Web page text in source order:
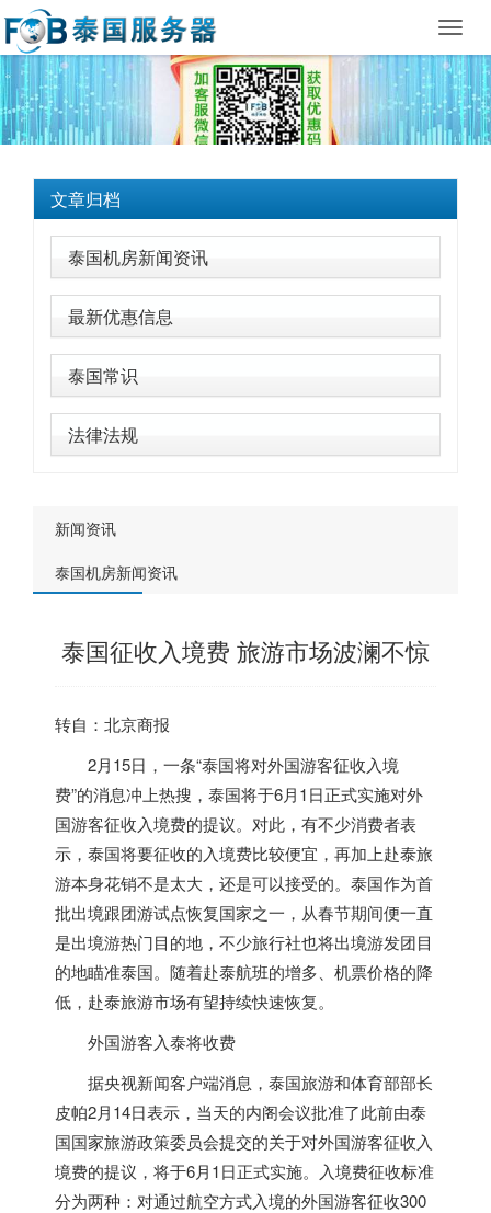
文章归档
泰国机房新闻资讯
最新优惠信息
泰国常识
法律法规
新闻资讯
泰国机房新闻资讯
泰国征收入境费 旅游市场波澜不惊
转自：北京商报
2月15日，一条“泰国将对外国游客征收入境
费”的消息冲上热搜， 泰国将于6月1日正式实施对外
国游客征收入境费的提议。对此，有不少消费者表
示， 泰国将要征收的入境费比较便宜，再加上赴泰旅
游本身花销不是太大，还是可以接受的。 泰国作为首
批出境跟团游试点恢复国家之一，从春节期间便一直
是出境游热门目的地，不少旅行社也将出境游发团目
的地瞄准泰国。随着赴泰航班的增多、机票价格的降
低，赴泰旅游市场有望持续快速恢复。
外国游客入泰将收费
据央视新闻客户端消息， 泰国旅游和体育部部长
皮帕2月14日表示，当天的内阁会议批准了此前由泰
国国家旅游政策委员会提交的关于对外国游客征收入
境费的提议，将于6月1日正式实施。入境费征收标准
分为两种：对通过航空方式入境的外国游客征收300